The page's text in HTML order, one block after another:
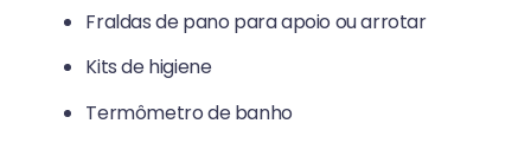
Fraldas de pano para apoio ou arrotar
Kits de higiene
Termômetro de banho